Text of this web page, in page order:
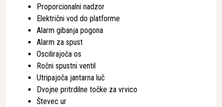
Proporcionalni nadzor
Električni vod do platforme
Alarm gibanja pogona
Alarm za spust
Oscilirajoča os
Ročni spustni ventil
Utripajoča jantarna luč
Dvojne pritrdilne točke za vrvico
Števec ur